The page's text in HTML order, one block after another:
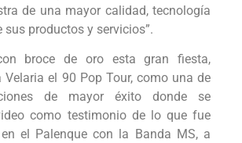
de una mayor calidad, tecnología
sus productos y servicios”.
broce de oro esta gran fiesta,
Velaria el 90 Pop Tour, como una de
de mayor éxito donde se
como testimonio de lo que fue
el Palenque con la Banda MS, a